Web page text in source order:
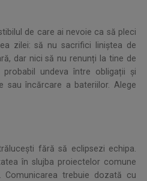
de care ai nevoie ca să pleci
zilei: să nu sacrifici liniștea de
dar nici să nu renunți la tine de
undeva între obligații și
sau încărcare a bateriilor. Alege
fără să eclipsezi echipa.
în slujba proiectelor comune
trebuie dozată cu